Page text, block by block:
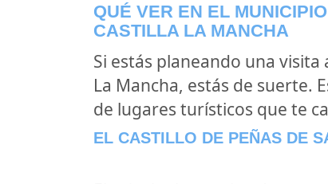
QUÉ VER EN EL
CASTILLA LA MANCHA
Si estás planeando una visita
La Mancha, estás de suerte.
de lugares turísticos que te
EL CASTILLO DE PEÑAS DE